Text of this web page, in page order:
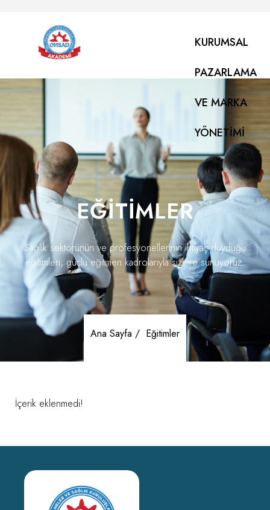
KURUMSAL
PAZARLAMA
VE MARKA
YÖNETIMI
EĞITIMLER
Sağlık sektörünün ve profesyonellerinin ihtiyaç duyduğu
eğitimleri, güçlü eğitmen kadrolarıyla sizlere sunuyoruz.
Ana Sayfa / Eğitimler
İçerik eklenmedi!